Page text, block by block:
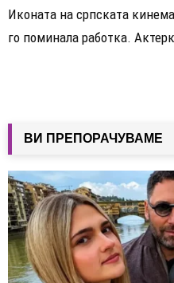
Иконата на српската
го поминала работка.
ВИ ПРЕПОРАЧУВАМЕ